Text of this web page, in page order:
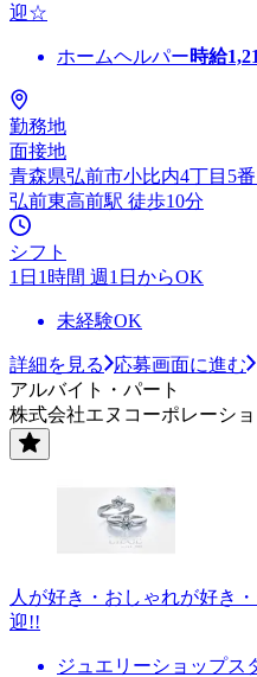
迎☆
ホームヘルパー時給
勤務地
面接地
青森県弘前市小比内4丁目5
弘前東高前駅 徒歩10分
シフト
1日1時間 週1日からOK
未経験OK
詳細を見る
応募画面に進む
アルバイト・パート
株式会社エヌコーポレーシ
人が好き・おしゃれが好き
迎!!
ジュエリーショップス